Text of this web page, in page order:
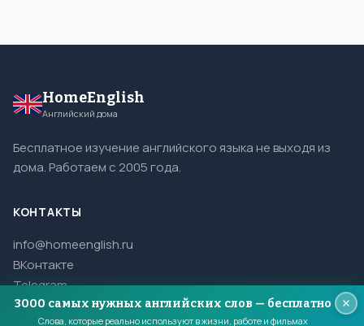
HomeEnglish
Английский дома
Бесплатное изучение английского языка не выходя из
дома. Работаем с 2005 года.
КОНТАКТЫ
info@homeenglish.ru
ВКонтакте
Telegram
3000 самых нужных английских слов — бесплатно
Слова, которые реально используют в жизни, работе и фильмах